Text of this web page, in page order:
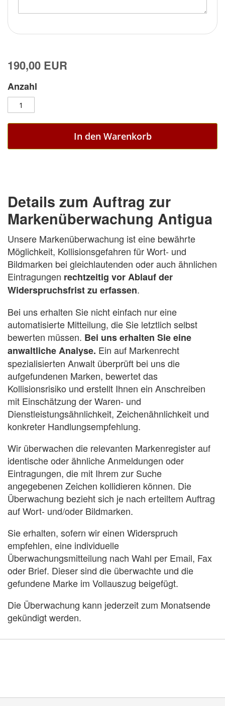
190,00 EUR
Anzahl
In den Warenkorb
Details zum Auftrag zur
Markenüberwachung Antigua
Unsere Markenüberwachung ist eine bewährte
Möglichkeit, Kollisionsgefahren für Wort- und
Bildmarken bei gleichlautenden oder auch ähnlichen
Eintragungen rechtzeitig vor Ablauf der
Widerspruchsfrist zu erfassen.
Bei uns erhalten Sie nicht einfach nur eine
automatisierte Mitteilung, die Sie letztlich selbst
bewerten müssen. Bei uns erhalten Sie eine
anwaltliche Analyse. Ein auf Markenrecht
spezialisierten Anwalt überprüft bei uns die
aufgefundenen Marken, bewertet das
Kollisionsrisiko und erstellt Ihnen ein Anschreiben
mit Einschätzung der Waren- und
Dienstleistungsähnlichkeit, Zeichenähnlichkeit und
konkreter Handlungsempfehlung.
Wir überwachen die relevanten Markenregister auf
identische oder ähnliche Anmeldungen oder
Eintragungen, die mit Ihrem zur Suche
angegebenen Zeichen kollidieren können. Die
Überwachung bezieht sich je nach erteiltem Auftrag
auf Wort- und/oder Bildmarken.
Sie erhalten, sofern wir einen Widerspruch
empfehlen, eine individuelle
Überwachungsmitteilung nach Wahl per Email, Fax
oder Brief. Dieser sind die überwachte und die
gefundene Marke im Vollauszug beigefügt.
Die Überwachung kann jederzeit zum Monatsende
gekündigt werden.